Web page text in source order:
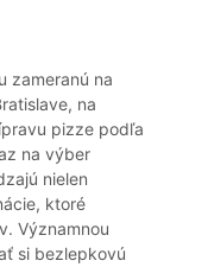
zameranú na
na
pizze podľa
na výber
nielen
ktoré
Významnou
si bezlepkovú